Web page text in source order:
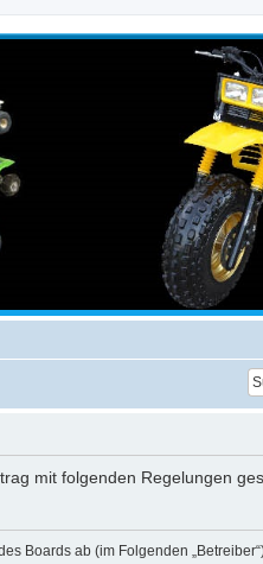
mit folgenden Regelungen
Boards ab (im Folgenden